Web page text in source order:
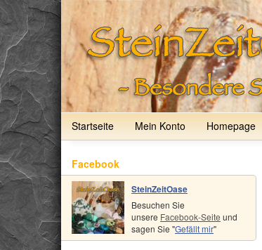
Startseite Mein Konto Homepage
Facebook
SteinZeitOase
Besuchen Sie
unsere Facebook-Seite und
sagen Sie "Gefällt mir"